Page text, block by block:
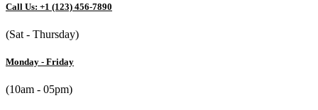
Call Us: +1 (123) 456-7890
(Sat - Thursday)
Monday - Friday
(10am - 05pm)